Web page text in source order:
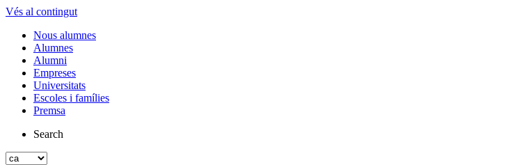
Vés al contingut
Nous alumnes
Alumnes
Alumni
Empreses
Universitats
Escoles i famílies
Premsa
Search